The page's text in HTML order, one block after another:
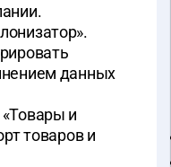
данных
и
товаров и